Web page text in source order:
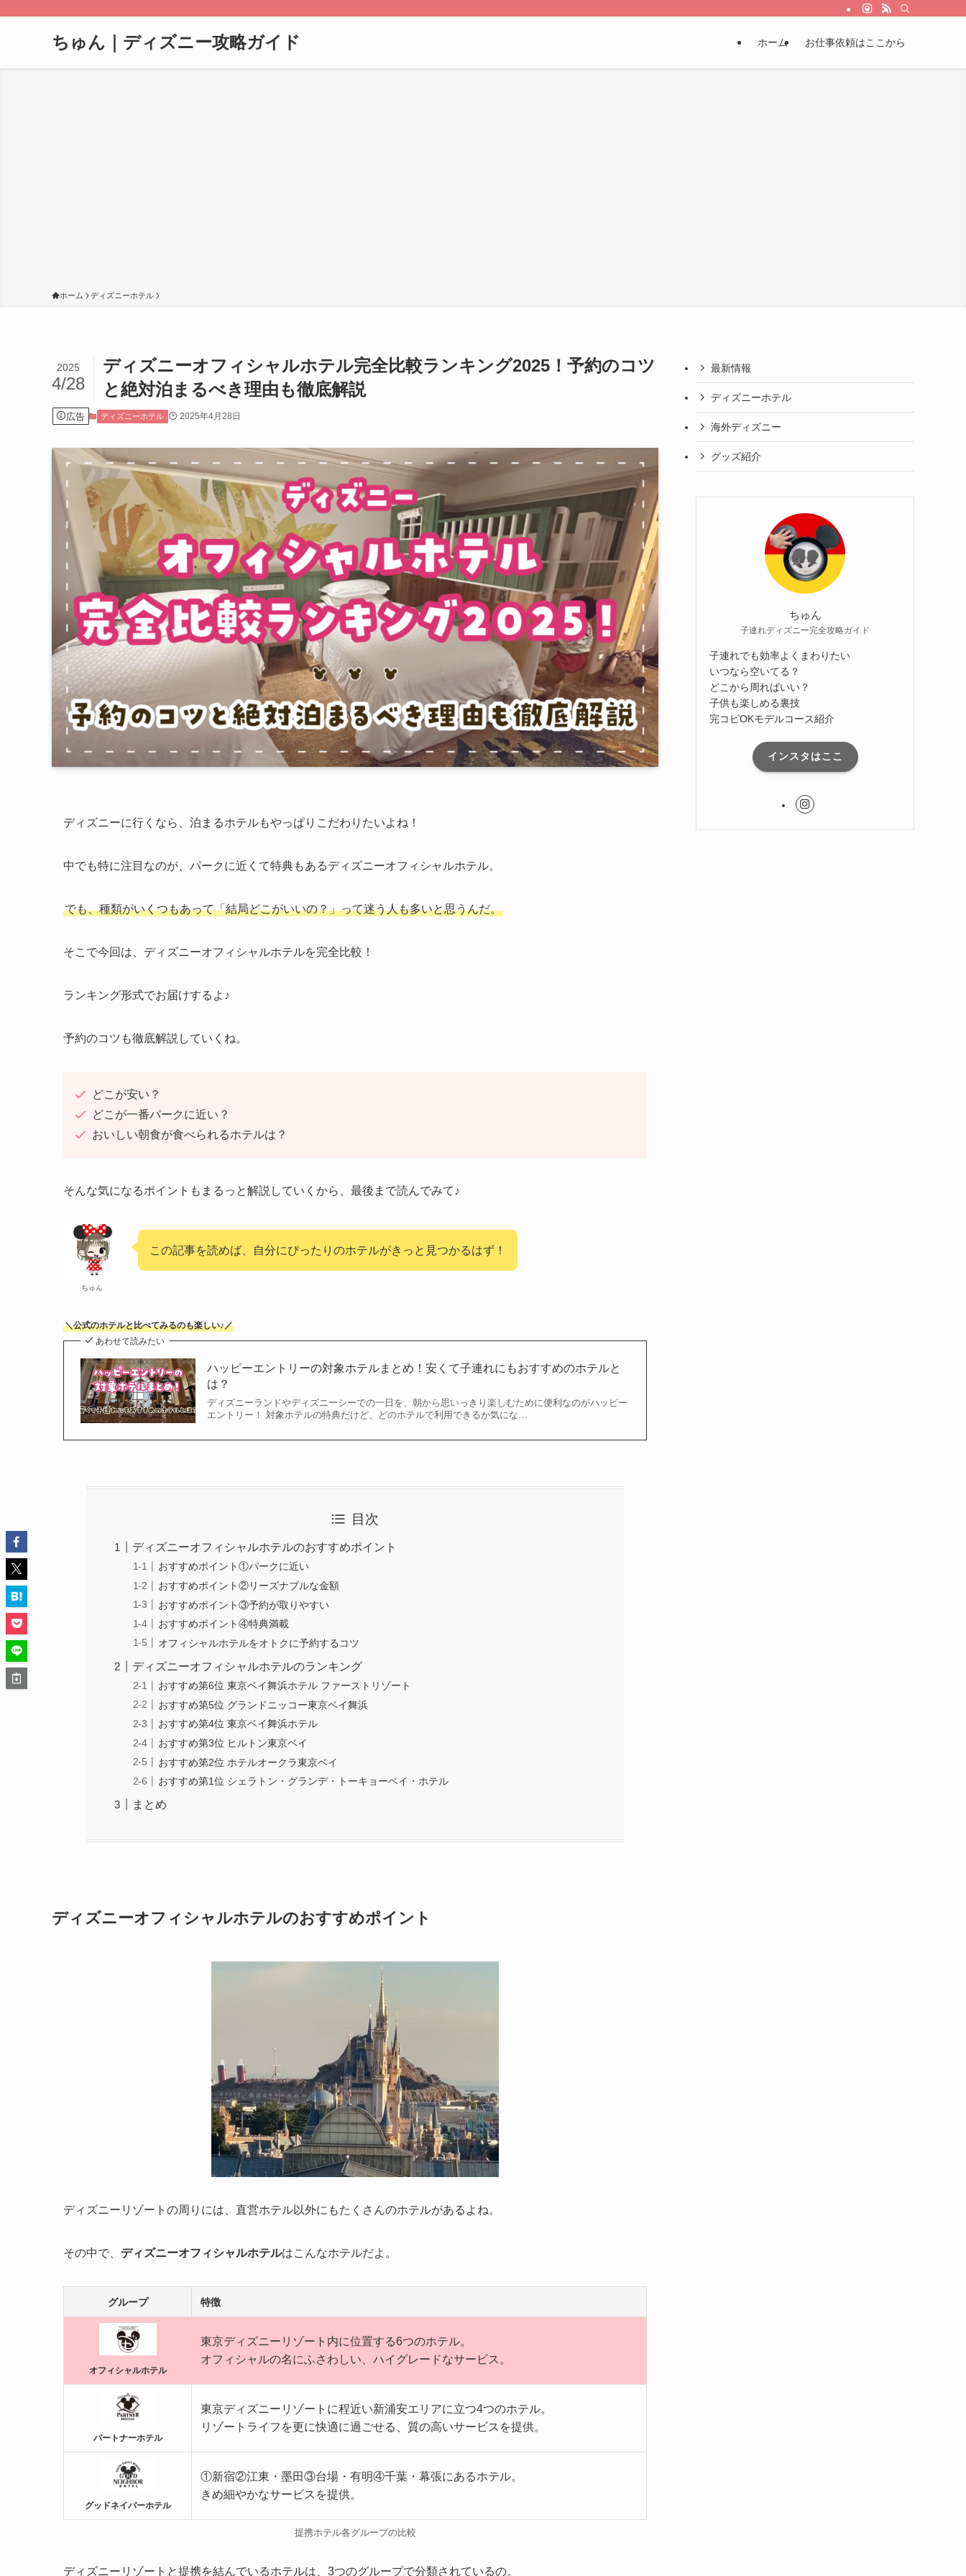
ちゅん｜ディズニー攻略ガイド ホーム お仕事依頼はここから
ホーム ディズニーホテル
ディズニーオフィシャルホテル完全比較ランキング2025！予約のコツ
と絶対泊まるべき理由も徹底解説
2025
4/28
広告 ディズニーホテル 2025年4月28日
ディズニーに行くなら、泊まるホテルもやっぱりこだわりたいよね！
中でも特に注目なのが、パークに近くて特典もあるディズニーオフィシャルホテル。
でも、種類がいくつもあって「結局どこがいいの？」って迷う人も多いと思うんだ。
そこで今回は、ディズニーオフィシャルホテルを完全比較！
ランキング形式でお届けするよ♪
予約のコツも徹底解説していくね。
どこが安い？
どこが一番パークに近い？
おいしい朝食が食べられるホテルは？
そんな気になるポイントもまるっと解説していくから、最後まで読んでみて♪
ちゅん
この記事を読めば、自分にぴったりのホテルがきっと見つかるはず！
＼公式のホテルと比べてみるのも楽しい♪／
あわせて読みたい
ハッピーエントリーの対象ホテルまとめ！安くて子連れにもおすすめのホテルと
は？
ディズニーランドやディズニーシーでの一日を、朝から思いっきり楽しむために便利なのがハッピー
エントリー！ 対象ホテルの特典だけど、どのホテルで利用できるか気にな…
目次
ディズニーオフィシャルホテルのおすすめポイント
おすすめポイント①パークに近い
おすすめポイント②リーズナブルな金額
おすすめポイント③予約が取りやすい
おすすめポイント④特典満載
オフィシャルホテルをオトクに予約するコツ
ディズニーオフィシャルホテルのランキング
おすすめ第6位 東京ベイ舞浜ホテル ファーストリゾート
おすすめ第5位 グランドニッコー東京ベイ舞浜
おすすめ第4位 東京ベイ舞浜ホテル
おすすめ第3位 ヒルトン東京ベイ
おすすめ第2位 ホテルオークラ東京ベイ
おすすめ第1位 シェラトン・グランデ・トーキョーベイ・ホテル
まとめ
ディズニーオフィシャルホテルのおすすめポイント
ディズニーリゾートの周りには、直営ホテル以外にもたくさんのホテルがあるよね。
その中で、 ディズニーオフィシャルホテルはこんなホテルだよ。
グループ 特徴
オフィシャルホテル
東京ディズニーリゾート内に位置する6つのホテル。
オフィシャルの名にふさわしい、ハイグレードなサービス。
パートナーホテル
東京ディズニーリゾートに程近い新浦安エリアに立つ4つのホテル。
リゾートライフを更に快適に過ごせる、質の高いサービスを提供。
グッドネイバーホテル
①新宿②江東・墨田③台場・有明④千葉・幕張にあるホテル。
きめ細やかなサービスを提供。
提携ホテル各グループの比較
ディズニーリゾートと提携を結んでいるホテルは、3つのグループで分類されているの。
最新情報
ディズニーホテル
海外ディズニー
グッズ紹介
ちゅん
子連れディズニー完全攻略ガイド
子連れでも効率よくまわりたい
いつなら空いてる？
どこから周ればいい？
子供も楽しめる裏技
完コピOKモデルコース紹介
インスタはここ